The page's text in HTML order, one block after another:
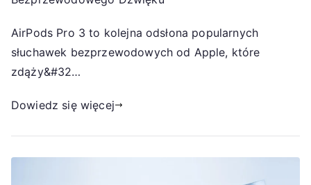
AirPods Pro 3 to kolejna odsłona popularnych
słuchawek bezprzewodowych od Apple, które
zdąży&#32…
Dowiedz się więcej